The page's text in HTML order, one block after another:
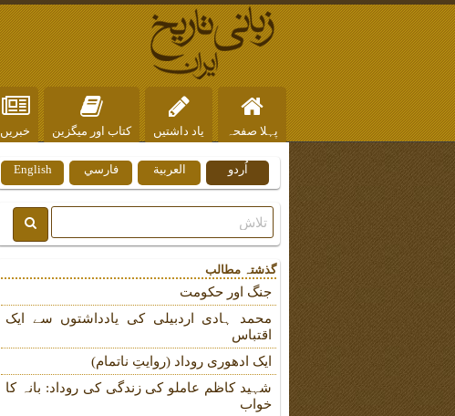
پہلا صفحہ یاد داشتیں کتاب اور میگزین خبریں
English فارسي العربية اُردو
گذشتہ مطالب
جنگ اور حکومت
محمد ہادی اردبیلی کی یادداشتوں سے ایک
اقتباس
ایک ادھوری روداد (روایتِ ناتمام)
شہید کاظم عاملو کی زندگی کی روداد: بانہ کا
خواب